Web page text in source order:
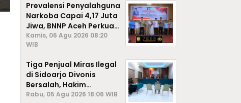
Prevalensi Penyalahguna
Narkoba Capai 4,17 Juta
Jiwa, BNNP Aceh Perkuat
P4GN di Subulussalam
Kamis, 06 Agu 2026 08:20
WIB
Tiga Penjual Miras Ilegal
di Sidoarjo Divonis
Bersalah, Hakim
Jatuhkan Denda hingga
Rabu, 05 Agu 2026 18:06 WIB